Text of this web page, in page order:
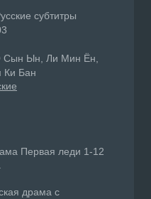
субтитры
Сын Ын, Ли Мин Ён,
Ки Бан
Первая леди 1-12
драма с